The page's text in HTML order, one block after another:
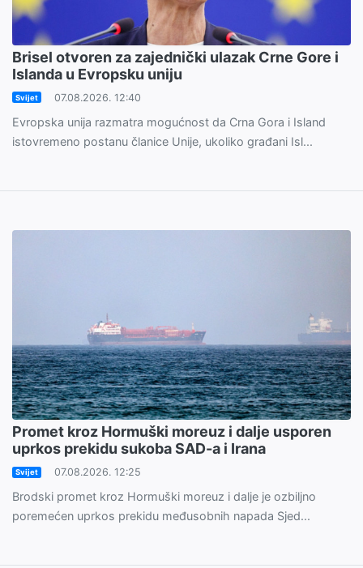
Brisel otvoren za zajednički ulazak Crne Gore i
Islanda u Evropsku uniju
Svijet 07.08.2026. 12:40
Evropska unija razmatra mogućnost da Crna Gora i Island
istovremeno postanu članice Unije, ukoliko građani Isl...
Promet kroz Hormuški moreuz i dalje usporen
uprkos prekidu sukoba SAD-a i Irana
Svijet 07.08.2026. 12:25
Brodski promet kroz Hormuški moreuz i dalje je ozbiljno
poremećen uprkos prekidu međusobnih napada Sjed...